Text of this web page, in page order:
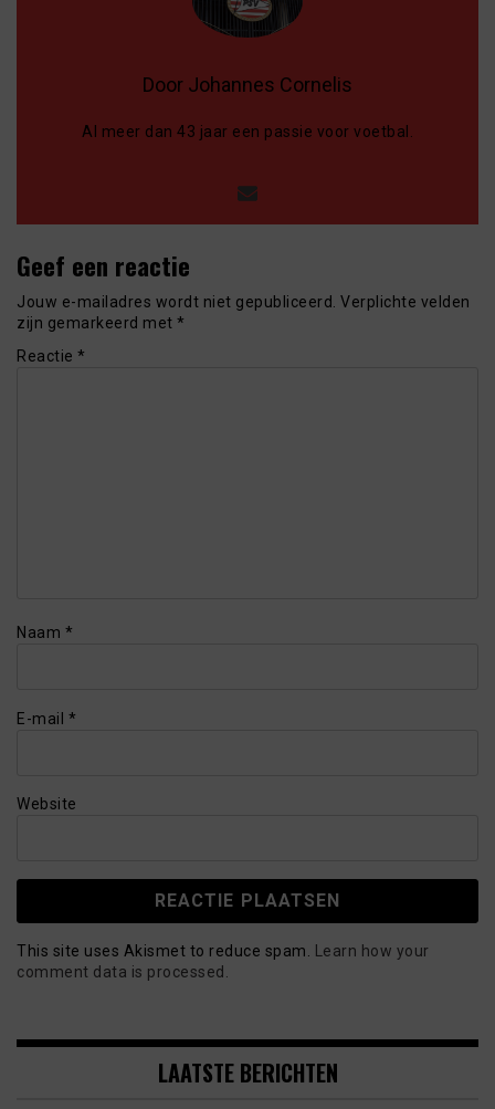
Door Johannes Cornelis
Al meer dan 43 jaar een passie voor voetbal.
Geef een reactie
Jouw e-mailadres wordt niet gepubliceerd. Verplichte velden
zijn gemarkeerd met *
Reactie *
Naam *
E-mail *
Website
This site uses Akismet to reduce spam.
Learn how your
comment data is processed.
LAATSTE BERICHTEN